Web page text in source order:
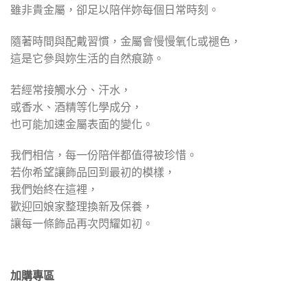
雖非貴金屬，卻足以陪伴妳每個日常時刻。
隨著時間與配戴習慣，金屬會慢慢氧化或褪色，
這是它參與妳生活的自然痕跡。
若經常接觸水分、汗水，
或香水、酒精等化學成分，
也可能加速金屬表面的變化。
我們相信，每一份陪伴都值得被珍惜。
若你希望讓飾品回到最初的模樣，
我們始終在這裡，
歡迎回娘家整理換新及保養，
讓每一條飾品再次閃耀如初。
加購專區